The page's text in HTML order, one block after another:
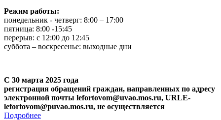
Режим работы:
понедельник - четверг: 8:00 – 17:00
пятница: 8:00 -15:45
перерыв: с 12:00 до 12:45
суббота – воскресенье: выходные дни
С 30 марта 2025 года
регистрация обращений граждан, направленных по адресу
электронной почты lefortovom@uvao.mos.ru, URLE-
lefortovom@puvao.mos.ru, не осуществляется
Подробнее